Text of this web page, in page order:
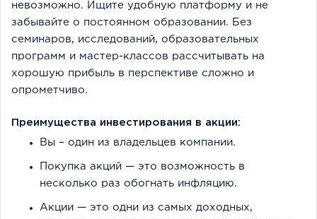
невозможно. Ищите удобную платформу и не
забывайте о постоянном образовании. Без
семинаров, исследований, образовательных
программ и мастер-классов рассчитывать на
хорошую прибыль в перспективе сложно и
опрометчиво.
Преимущества инвестирования в акции:
Вы – один из владельцев компании.
Покупка акций — это возможность в
несколько раз обогнать инфляцию.
Акции — это одни из самых доходных,